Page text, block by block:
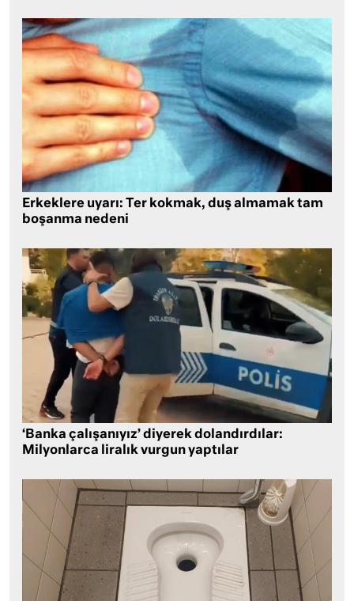
Erkeklere uyarı: Ter kokmak, duş almamak tam
boşanma nedeni
‘Banka çalışanıyız’ diyerek dolandırdılar:
Milyonlarca liralık vurgun yaptılar